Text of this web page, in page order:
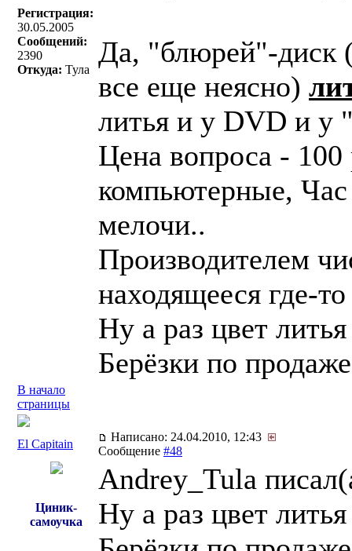
Регистрация:
30.05.2005
Сообщений:
2390
Откуда: Тула
Да, "блюрей"-диск
все еще неясно)
литья и у DVD и у
Цена вопроса -
компьютерные,
мелочи..
Производителем
находящееся где-
Ну а раз цвет
Берёзки по
В начало
страницы
El Capitain
Написано: 24.04.2010, 12:43
Сообщение #48
Циник-
самоучка
Andrey_Tula
Ну а раз цвет